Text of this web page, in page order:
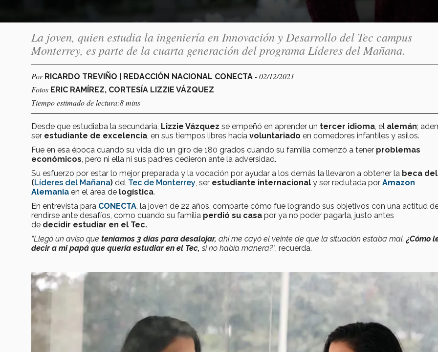
La joven, quien estudia la ingeniería en Innovación y Desarrollo del Tec campus
Monterrey, es parte de la cuarta generación del programa Líderes del Mañana.
Por RICARDO TREVIÑO | REDACCIÓN NACIONAL CONECTA - 02/12/2021
Fotos ERIC RAMÍREZ, CORTESÍA LIZZIE VÁZQUEZ
Tiempo estimado de lectura:8 mins
Desde que estudiaba la secundaria, Lizzie Vázquez se empeñó en aprender un tercer idioma , el alemán;
ser estudiante de excelencia , en sus tiempos libres hacía voluntariado en comedores infantiles y asilos.
Fue en esa época cuando su vida dio un giro de 180 grados cuando su familia comenzó a tener problemas
económicos , pero ni ella ni sus padres cedieron ante la adversidad.
Su esfuerzo por estar lo mejor preparada y la vocación por ayudar a los demás la llevaron a obtener la beca del
(Líderes del Mañana) del Tec de Monterrey , ser estudiante internacional y ser reclutada por Amazon
Alemania en el área de logística.
En entrevista para CONECTA , la joven de 22 años, comparte cómo fue logrando sus objetivos con una actitud
rendirse ante desafíos, como cuando su familia perdió su casa por ya no poder pagarla, justo antes
de decidir estudiar en el Tec.
“Llegó un aviso que teníamos 3 días para desalojar, ahí me cayó el veinte de que la situación estaba mal. ¿Cómo
decir a mi papá que quería estudiar en el Tec, si no había manera?" , recuerda.